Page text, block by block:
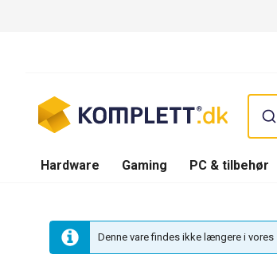
Hardware Gaming PC & tilbehør
Denne vare findes ikke længere i